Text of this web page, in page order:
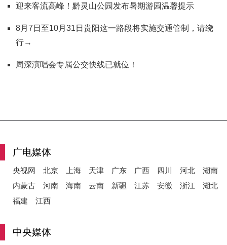
迎来客流高峰！黔灵山公园发布暑期游园温馨提示
8月7日至10月31日贵阳这一路段将实施交通管制，请绕
行→
周深演唱会专属公交快线已就位！
广电媒体
央视网 北京 上海 天津 广东 广西 四川 河北
湖南
内蒙古
河南 海南 云南 新疆 江苏 安徽 浙江
湖北
福建
江西
中央媒体